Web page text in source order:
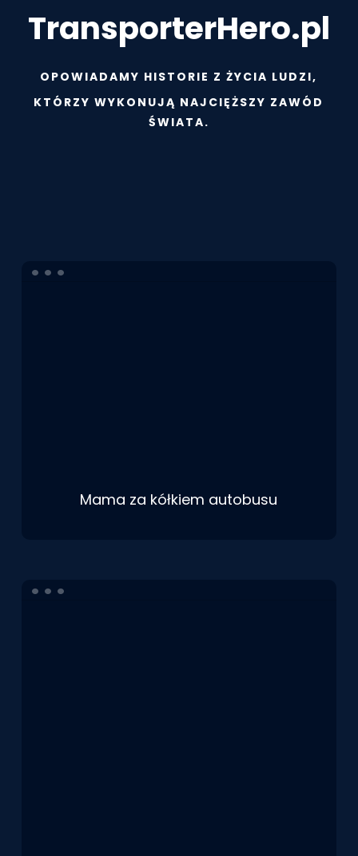
TransporterHero.pl
OPOWIADAMY HISTORIE Z ŻYCIA LUDZI,
KTÓRZY WYKONUJĄ NAJCIĘŻSZY ZAWÓD
ŚWIATA.
Mama za kółkiem autobusu